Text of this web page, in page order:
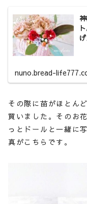
nuno.bread-
その際に苗がほとん
買いました。そのお
っとドールと一緒に
真がこちらです。